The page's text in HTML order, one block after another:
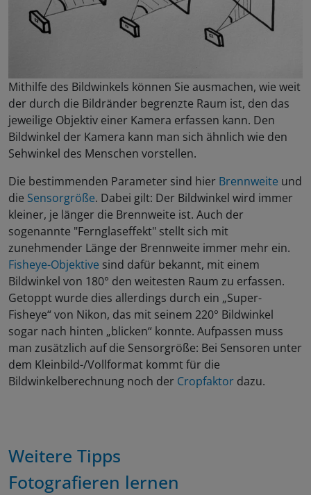
Mithilfe des Bildwinkels können Sie ausmachen, wie weit
der durch die Bildränder begrenzte Raum ist, den das
jeweilige Objektiv einer Kamera erfassen kann. Den
Bildwinkel der Kamera kann man sich ähnlich wie den
Sehwinkel des Menschen vorstellen.
Die bestimmenden Parameter sind hier Brennweite und
die Sensorgröße. Dabei gilt: Der Bildwinkel wird immer
kleiner, je länger die Brennweite ist. Auch der
sogenannte "Fernglaseffekt" stellt sich mit
zunehmender Länge der Brennweite immer mehr ein.
Fisheye-Objektive sind dafür bekannt, mit einem
Bildwinkel von 180° den weitesten Raum zu erfassen.
Getoppt wurde dies allerdings durch ein „Super-
Fisheye“ von Nikon, das mit seinem 220° Bildwinkel
sogar nach hinten „blicken“ konnte. Aufpassen muss
man zusätzlich auf die Sensorgröße: Bei Sensoren unter
dem Kleinbild-/Vollformat kommt für die
Bildwinkelberechnung noch der Cropfaktor dazu.
Weitere Tipps
Fotografieren lernen